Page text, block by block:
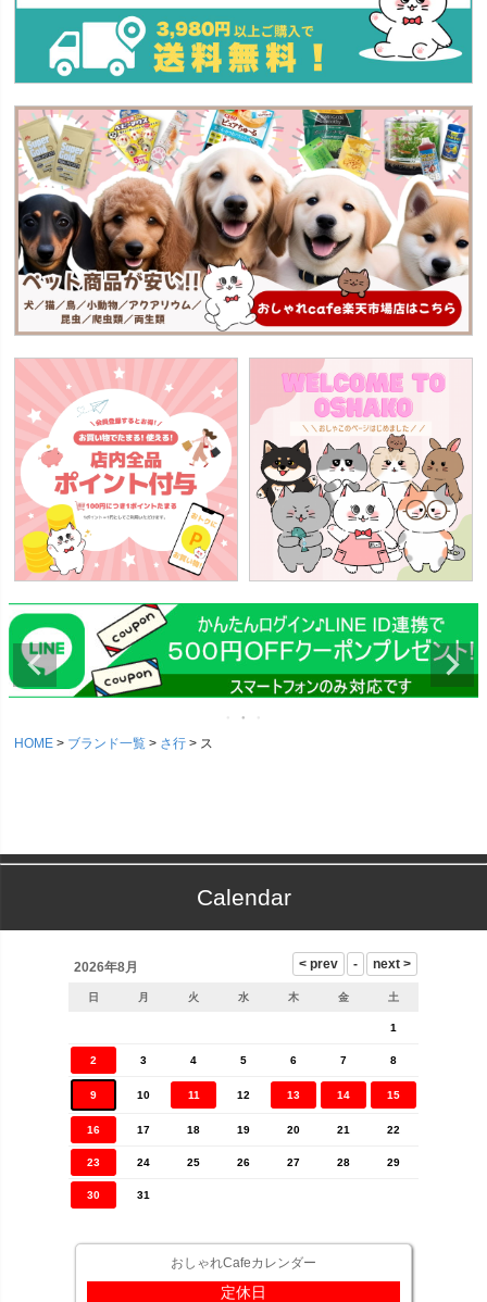
HOME ブランド一覧 さ行 ス
Calendar
2026年8月
日 月 火 水 木 金 土
1
2 3 4 5 6 7 8
9 10 11 12 13 14 15
16 17 18 19 20 21 22
23 24 25 26 27 28 29
30 31
おしゃれCafeカレンダー
定休日